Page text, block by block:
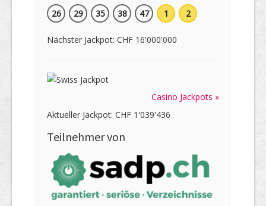
26
29 35 38 47 1 2
Nächster Jackpot: CHF 16'000'000
Casino Jackpots »
Aktueller Jackpot: CHF 1'039'436
Teilnehmer von